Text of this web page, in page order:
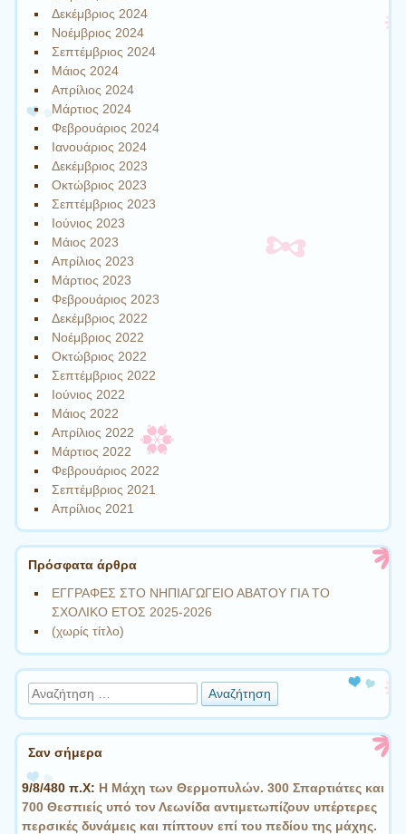
Δεκέμβριος 2024
Νοέμβριος 2024
Σεπτέμβριος 2024
Μάιος 2024
Απρίλιος 2024
Μάρτιος 2024
Φεβρουάριος 2024
Ιανουάριος 2024
Δεκέμβριος 2023
Οκτώβριος 2023
Σεπτέμβριος 2023
Ιούνιος 2023
Μάιος 2023
Απρίλιος 2023
Μάρτιος 2023
Φεβρουάριος 2023
Δεκέμβριος 2022
Νοέμβριος 2022
Οκτώβριος 2022
Σεπτέμβριος 2022
Ιούνιος 2022
Μάιος 2022
Απρίλιος 2022
Μάρτιος 2022
Φεβρουάριος 2022
Σεπτέμβριος 2021
Απρίλιος 2021
Πρόσφατα άρθρα
ΕΓΓΡΑΦΕΣ ΣΤΟ ΝΗΠΙΑΓΩΓΕΙΟ ΑΒΑΤΟΥ ΓΙΑ ΤΟ
ΣΧΟΛΙΚΟ ΕΤΟΣ 2025-2026
(χωρίς τίτλο)
Αναζήτηση
Σαν σήμερα
9/8/480 π.Χ: Η Μάχη των Θερμοπυλών. 300 Σπαρτιάτες και
700 Θεσπιείς υπό τον Λεωνίδα αντιμετωπίζουν υπέρτερες
περσικές δυνάμεις και πίπτουν επί του πεδίου της μάχης.